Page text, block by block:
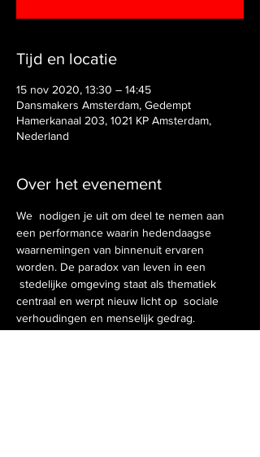
Tijd en locatie
15 nov 2020, 13:30 – 14:45
Dansmakers Amsterdam, Gedempt
Hamerkanaal 203, 1021 KP Amsterdam,
Nederland
Over het evenement
We  nodigen je uit om deel te nemen aan
een performance waarin hedendaagse
waarnemingen van binnenuit ervaren
worden. De paradox van leven in een
stedelijke omgeving staat als thematiek
centraal en werpt nieuw licht op  sociale
verhoudingen en menselijk gedrag.